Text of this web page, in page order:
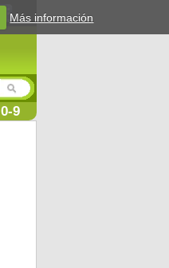
0-9
Más información